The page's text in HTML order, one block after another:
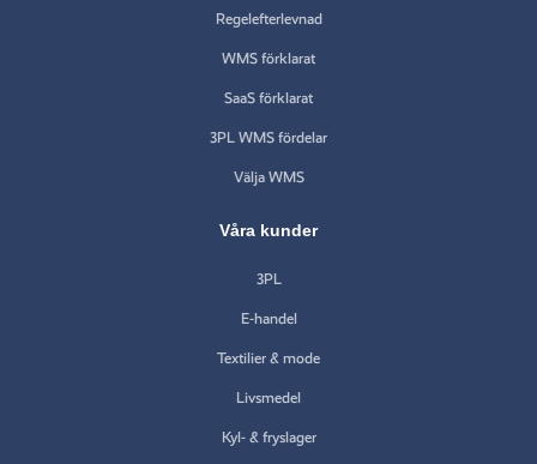
Regelefterlevnad
WMS förklarat
SaaS förklarat
3PL WMS fördelar
Välja WMS
Våra kunder
3PL
E-handel
Textilier & mode
Livsmedel
Kyl- & fryslager